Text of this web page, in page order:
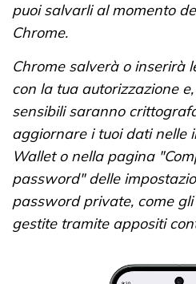
puoi salvarli al momento
Chrome.
Chrome salverà o inserirà
con la tua autorizzazione
sensibili saranno
aggiornare i tuoi dati nelle
Wallet o nella pagina
password" delle
password private, come gli
gestite tramite appositi